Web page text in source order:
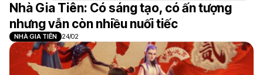
Nhà Gia Tiên: Có sáng tạo, có ấn tượng
nhưng vẫn còn nhiều nuối tiếc
NHÀ GIA TIÊN 24/02